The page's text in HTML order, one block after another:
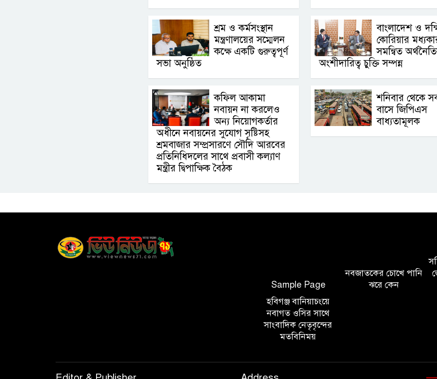
শ্রম ও কর্মসংস্থান
মন্ত্রণালয়ের সম্মেলন
কক্ষে একটি গুরুত্বপূর্ণ
সভা অনুষ্ঠিত
বাংলাদেশ ও
কোরিয়ার
সমন্বিত
অংশীদারিত্ব চুক্তি সম্পন্ন
কফিল আকামা
নবায়ন না করলেও
অন্য নিয়োগকর্তার
অধীনে নবায়নের সুযোগ সৃষ্টিসহ
শ্রমবাজার সম্প্রসারণে সৌদি আরবের
প্রতিনিধিদলের সাথে প্রবাসী কল্যাণ
মন্ত্রীর দ্বিপাক্ষিক বৈঠক
শনিবার থেকে
বাসে জিপিএস
বাধ্যতামূলক
Sample Page
নবজাতকের চোখে পানি
ঝরে কেন
হবিগঞ্জ বানিয়াচংয়ে
নবাগত ওসির সাথে
সাংবাদিক নেতৃবৃন্দের
মতবিনিময়